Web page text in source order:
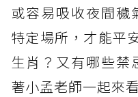
或容易吸收夜間穢
特定場所，才能平
生肖？又有哪些禁
著小孟老師一起來